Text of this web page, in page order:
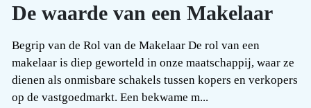
De waarde van een Makelaar
Begrip van de Rol van de Makelaar De rol van een
makelaar is diep geworteld in onze maatschappij, waar ze
dienen als onmisbare schakels tussen kopers en verkopers
op de vastgoedmarkt. Een bekwame m...